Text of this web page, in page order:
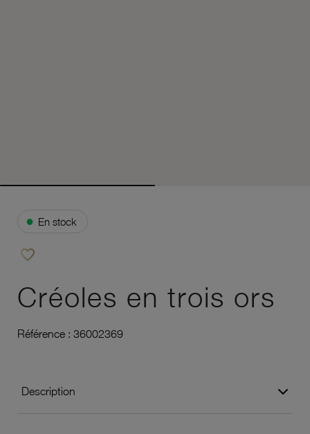
● En stock
favorite_border
Créoles en trois ors
Référence : 36002369
Description